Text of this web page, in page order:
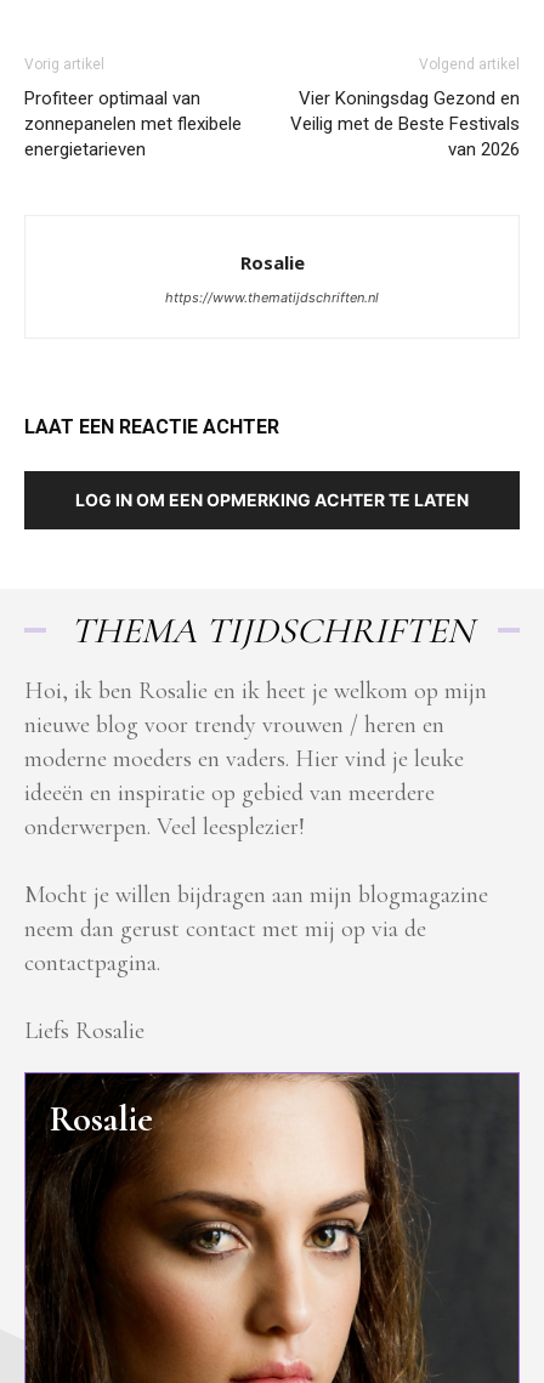
Vorig artikel
Profiteer optimaal van
zonnepanelen met flexibele
energietarieven
Volgend artikel
Vier Koningsdag Gezond en
Veilig met de Beste Festivals
van 2026
Rosalie
https://www.thematijdschriften.nl
LAAT EEN REACTIE ACHTER
LOG IN OM EEN OPMERKING ACHTER TE LATEN
THEMA TIJDSCHRIFTEN
Hoi, ik ben Rosalie en ik heet je welkom op mijn
nieuwe blog voor trendy vrouwen / heren en
moderne moeders en vaders. Hier vind je leuke
ideeën en inspiratie op gebied van meerdere
onderwerpen. Veel leesplezier!
Mocht je willen bijdragen aan mijn blogmagazine
neem dan gerust contact met mij op via de
contactpagina.
Liefs Rosalie
Rosalie